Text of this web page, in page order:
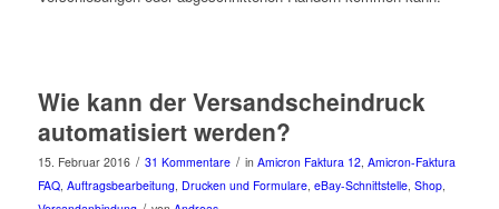
Wie kann der Versandscheindruck
automatisiert werden?
15. Februar 2016 / 31 Kommentare / in Amicron Faktura 12, Amicron-Faktura
FAQ, Auftragsbearbeitung, Drucken und Formulare, eBay-Schnittstelle, Shop,